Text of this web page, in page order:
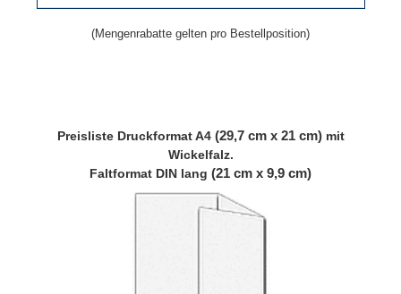
(Mengenrabatte gelten pro Bestellposition)
Preisliste Druckformat A4 (29,7 cm x 21 cm)mit
Wickelfalz.
Faltformat DIN lang (21 cm x 9,9 cm)